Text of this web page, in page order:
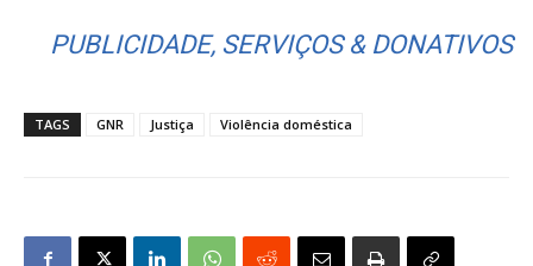
PUBLICIDADE, SERVIÇOS & DONATIVOS
TAGS GNR Justiça Violência doméstica